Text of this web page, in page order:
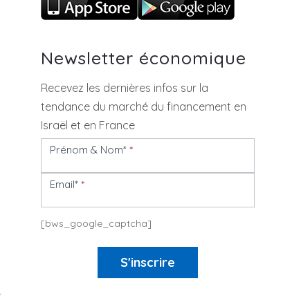
Newsletter économique
Recevez les dernières infos sur la
tendance du marché du financement en
Israël et en France
Newsletter
Prénom & Nom**
Email**
[bws_google_captcha]
S'inscrire